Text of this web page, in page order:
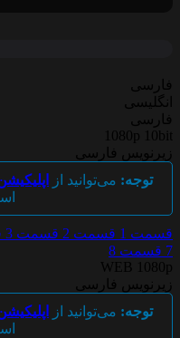
1080p
فارسی
توجه:می‌توانید از
1 قسمت 2 قسمت 3
قسمت 8
WEB
فارسی
توجه:می‌توانید از